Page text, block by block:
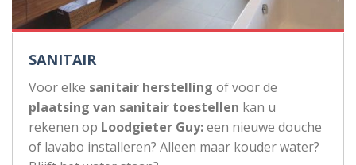
SANITAIR
Voor elke sanitair herstelling of voor de
plaatsing van sanitair toestellen kan u
rekenen op Loodgieter Guy:een nieuwe douche
of lavabo installeren? Alleen maar kouder water?